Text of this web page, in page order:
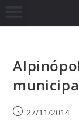
27/11/2014